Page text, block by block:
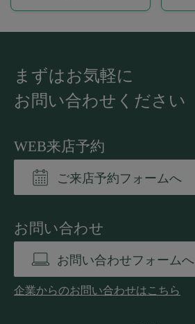
まずはお気軽に
お問い合わせください
WEB来店予約
ご来店予約フォームへ
お問い合わせ
お問い合わせフォームへ
企業からのお問い合わせはこちら